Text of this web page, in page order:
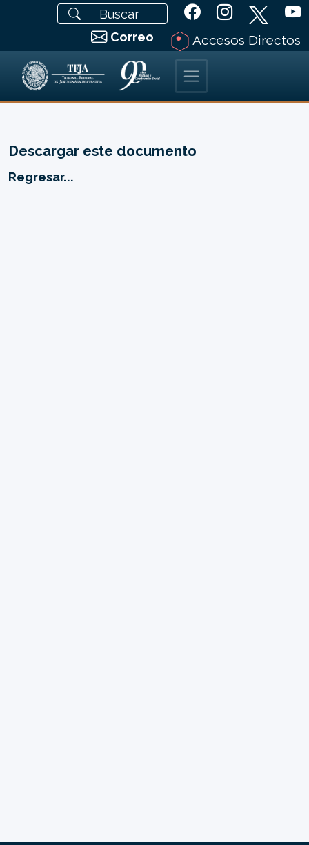
Correo Accesos Directos
Descargar este documento
Regresar...